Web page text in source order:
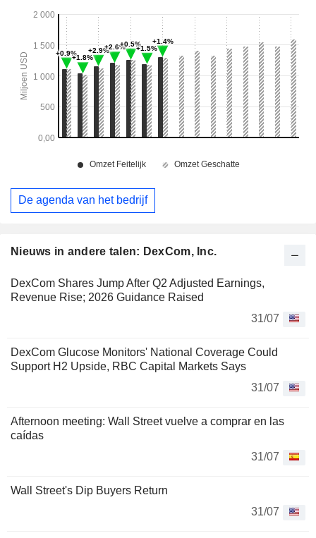
Nieuws in andere talen: DexCom, Inc.
DexCom Shares Jump After Q2 Adjusted Earnings,
Revenue Rise; 2026 Guidance Raised
31/07
DexCom Glucose Monitors' National Coverage Could
Support H2 Upside, RBC Capital Markets Says
31/07
Afternoon meeting: Wall Street vuelve a comprar en las
caídas
31/07
Wall Street's Dip Buyers Return
31/07
De agenda van het bedrijf